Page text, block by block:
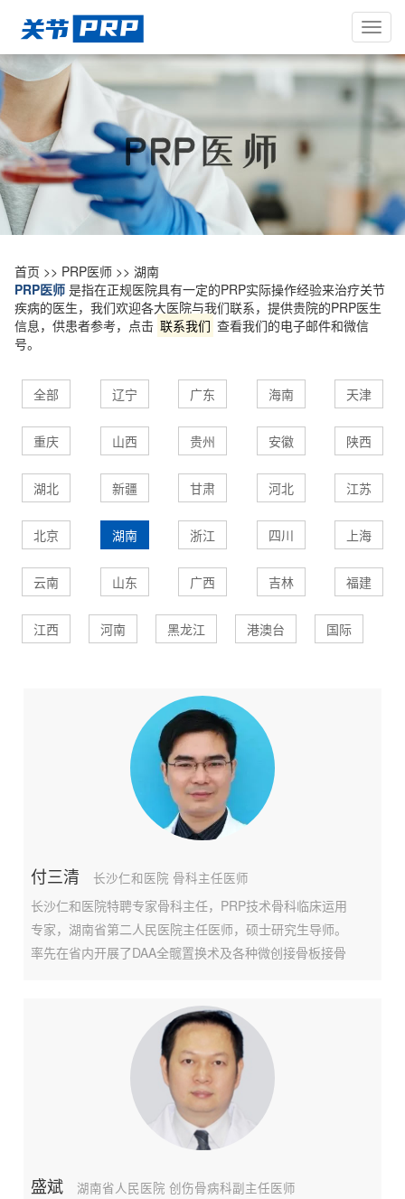
首页 >> PRP医师 >> 湖南
PRP医师 是指在正规医院具有一定的PRP实际操作经验来治疗关节
疾病的医生，我们欢迎各大医院与我们联系，提供贵院的PRP医生
信息，供患者参考，点击 联系我们 查看我们的电子邮件和微信
号。
全部 辽宁 广东 海南 天津
重庆 山西 贵州 安徽 陕西
湖北 新疆 甘肃 河北 江苏
北京 湖南 浙江 四川 上海
云南 山东 广西 吉林 福建
江西 河南 黑龙江 港澳台 国际
付三清 长沙仁和医院 骨科主任医师
长沙仁和医院特聘专家骨科主任，PRP技术骨科临床运用
专家，湖南省第二人民医院主任医师，硕士研究生导师。
率先在省内开展了DAA全髋置换术及各种微创接骨板接骨
病的康复治疗，积累了许多成功的案例，取得了很好的临
盛斌 湖南省人民医院 创伤骨病科副主任医师